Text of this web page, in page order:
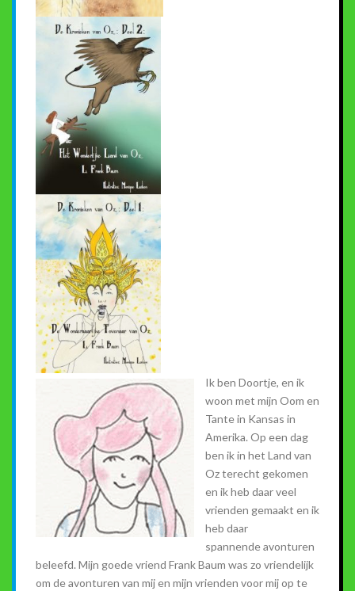
Ik ben Doortje, en ik
woon met mijn Oom en
Tante in Kansas in
Amerika. Op een dag
ben ik in het Land van
Oz terecht gekomen
en ik heb daar veel
vrienden gemaakt en ik
heb daar
spannende avonturen
beleefd. Mijn goede vriend Frank Baum was zo vriendelijk
om de avonturen van mij en mijn vrienden voor mij op te